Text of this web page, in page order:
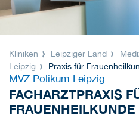
Kliniken Leipziger Land
Leipzig
Praxis für
MVZ Polikum Leipzig
FACHARZTPRAXIS
FRAUENHEILKUNDE